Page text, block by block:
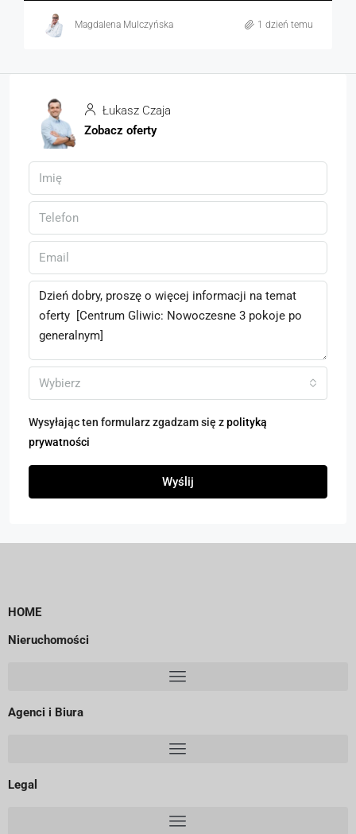
Magdalena Mulczyńska 1 dzień temu
Łukasz Czaja
Zobacz oferty
Wybierz
Wysyłając ten formularz zgadzam się zpolityką
prywatności
Wyślij
HOME
Nieruchomości
Agenci i Biura
Legal